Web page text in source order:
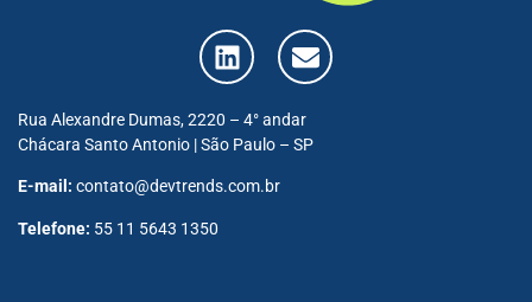
Rua Alexandre Dumas, 2220 – 4° andar
Chácara Santo Antonio | São Paulo – SP
E-mail: contato@devtrends.com.br
Telefone: 55 11 5643 1350